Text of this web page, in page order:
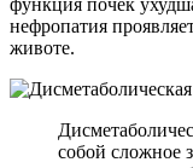
функция почек
нефропатия
животе.
собой сложное